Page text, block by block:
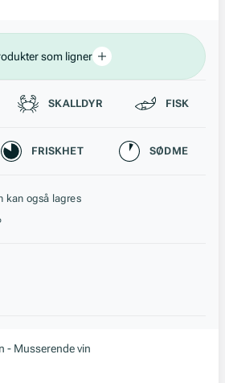
som ligner
SKALLDYR FISK
FRISKHET SØDME
råstoff
kan også lagres
- Musserende vin